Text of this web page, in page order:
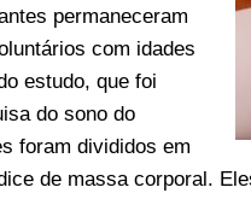
permaneceram
com idades
estudo, que foi
do sono do
foram divididos em
de massa corporal.